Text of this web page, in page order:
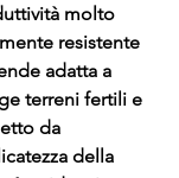
molto
resistente
adatta a
terreni fertili e
da
della